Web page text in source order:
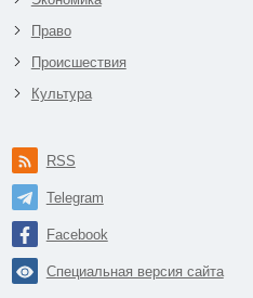
Право
Происшествия
Культура
RSS
Telegram
Facebook
Специальная версия сайта